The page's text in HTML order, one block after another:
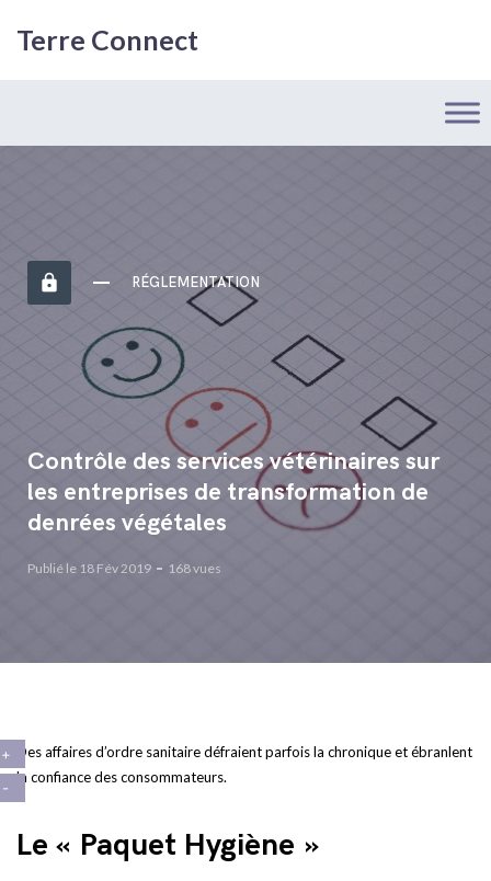
Terre Connect
https RÉGLEMENTATION
Contrôle des services vétérinaires sur
les entreprises de transformation de
denrées végétales
Publié le 18 Fév 2019 168 vues
Des affaires d’ordre sanitaire défraient parfois la chronique et ébranlent
la confiance des consommateurs.
Le « Paquet Hygiène »